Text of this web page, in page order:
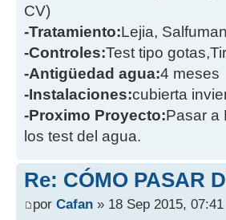
CV)
-Tratamiento:Lejia,
-Controles:Test tipo
-Antigüedad agua:4 meses
-Instalaciones:cubierta
-Proximo Proyecto:Pasar a
los test del agua.
Re: CÓMO PASAR
por Cafan » 18 Sep 2015, 07:41